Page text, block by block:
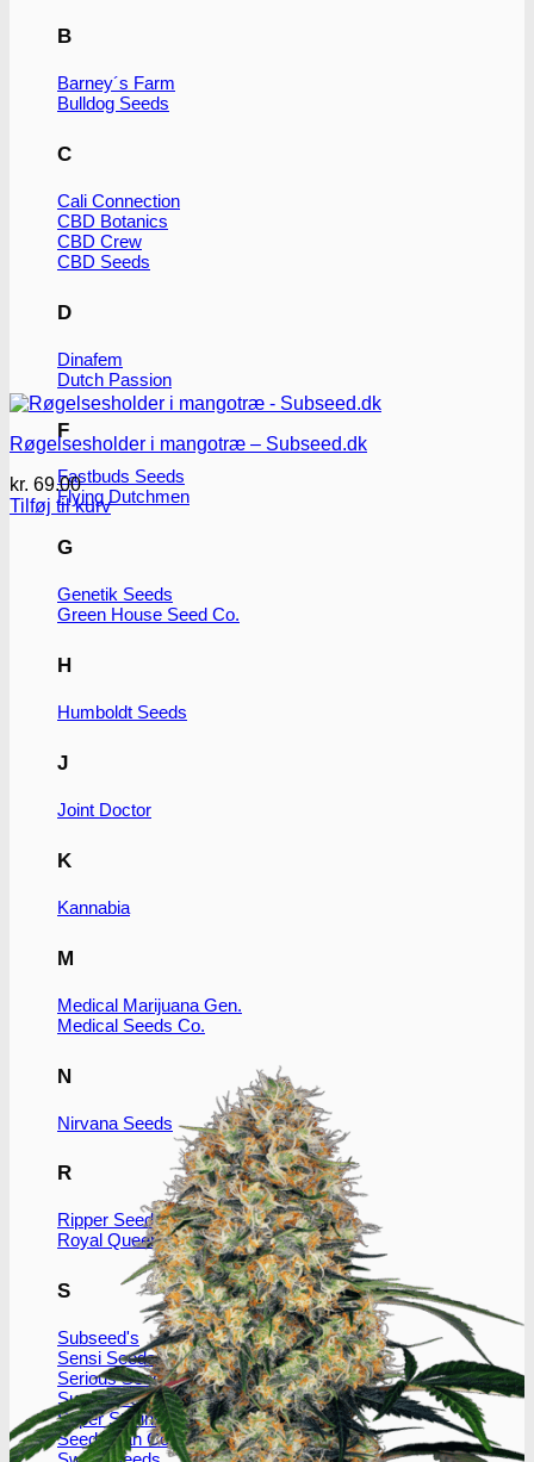
B
Barney´s Farm
Bulldog Seeds
C
Cali Connection
CBD Botanics
CBD Crew
CBD Seeds
D
Dinafem
Dutch Passion
F
Fastbuds Seeds
Flying Dutchmen
G
Genetik Seeds
Green House Seed Co.
H
Humboldt Seeds
J
Joint Doctor
K
Kannabia
M
Medical Marijuana Gen.
Medical Seeds Co.
N
Nirvana Seeds
R
Ripper Seeds
Royal Queen Seeds
S
Subseed's
Sensi Seeds
Serious Seeds
Sumo Seeds
Super Strains
Seedsman Co.
Røgelsesholder i mangotræ – Subseed.dk
kr. 69.00
Tilføj til kurv